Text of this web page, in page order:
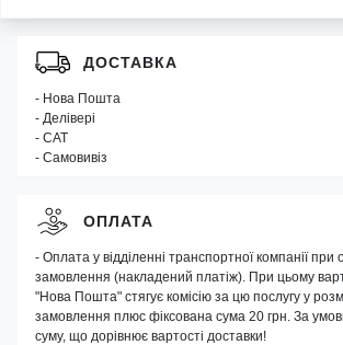
ДОСТАВКА
- Нова Пошта
- Делівері
- САТ
- Самовивіз
ОПЛАТА
- Оплата у відділенні транспортної компанії при
замовлення (накладений платіж). При цьому
"Нова Пошта" стягує комісію за цю послугу у
замовлення плюс фіксована сума 20 грн. За
суму, що дорівнює вартості доставки!